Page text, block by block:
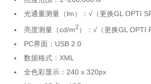
光通量测量（lm）：√（更换GL OPTI
亮度测量（cd/m2 ）：√（更换GL OPTI
PC界面：USB 2.0
数据格式：XML
全色彩显示：240 x 320px